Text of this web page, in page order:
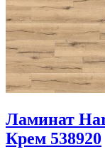
Ламинат
Крем 538920